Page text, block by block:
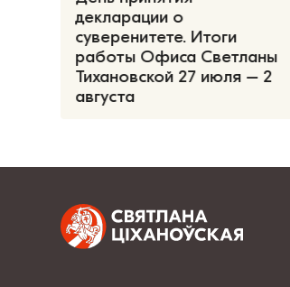
декларации о
суверенитете. Итоги
работы Офиса Светланы
Тихановской 27 июля – 2
августа